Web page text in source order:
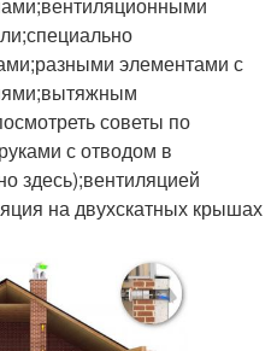
элементами с
советы по
с отводом в
здесь);вентиляцией
на двухскатных крышах